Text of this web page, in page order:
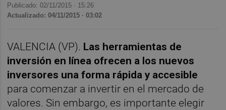
Publicado: 02/11/2015 · 15:26
Actualizado: 04/11/2015 · 03:02
VALENCIA (VP). Las herramientas de
inversión en línea ofrecen a los nuevos
inversores una forma rápida y accesible
para comenzar a invertir en el mercado de
valores. Sin embargo, es importante elegir